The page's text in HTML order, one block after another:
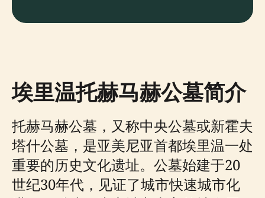
埃里温托赫马赫公墓简介
托赫马赫公墓，又称中央公墓或新霍夫
塔什公墓，是亚美尼亚首都埃里温一处
重要的历史文化遗址。公墓始建于20
世纪30年代，见证了城市快速城市化